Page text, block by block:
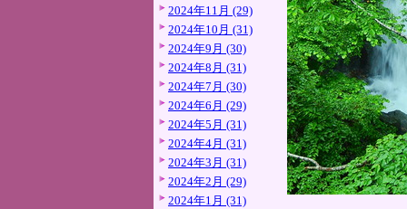
2024年11月 (29)
2024年10月 (31)
2024年9月 (30)
2024年8月 (31)
2024年7月 (30)
2024年6月 (29)
2024年5月 (31)
2024年4月 (31)
2024年3月 (31)
2024年2月 (29)
2024年1月 (31)